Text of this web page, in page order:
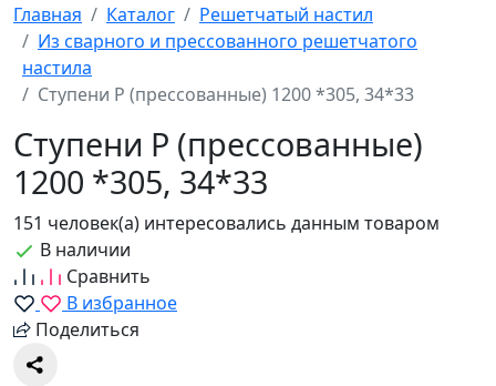
Главная Каталог
Решетчатый настил
Из сварного и прессованного решетчатого
настила
Ступени P (прессованные) 1200 *305, 34*33
Ступени P (прессованные)
1200 *305, 34*33
151 человек(а) интересовались данным товаром
В наличии
Сравнить
В избранное
Поделиться